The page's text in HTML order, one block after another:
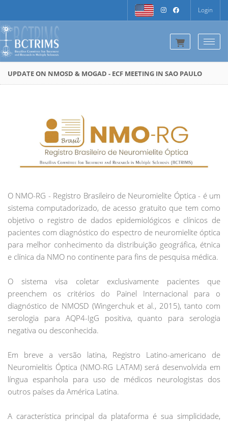
Login
UPDATE ON NMOSD & MOGAD - ECF MEETING IN SAO PAULO
O NMO-RG - Registro Brasileiro de Neuromielite Óptica - é um
sistema computadorizado, de acesso gratuito que tem como
objetivo o registro de dados epidemiológicos e clínicos de
pacientes com diagnóstico do espectro de neuromielite óptica
para melhor conhecimento da distribuição geográfica, étnica
e clínica da NMO no continente para fins de pesquisa médica.
O sistema visa coletar exclusivamente pacientes que
preenchem os critérios do Painel Internacional para o
diagnóstico de NMOSD (Wingerchuk et al., 2015), tanto com
serologia para AQP4-IgG positiva, quanto para serologia
negativa ou desconhecida.
Em breve a versão latina, Registro Latino-americano de
Neuromielitis Óptica (NMO-RG LATAM) será desenvolvida em
língua espanhola para uso de médicos neurologistas dos
outros países da América Latina.
A característica principal da plataforma é sua simplicidade,